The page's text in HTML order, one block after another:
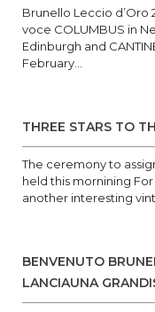
Brunello Leccio d’Oro
voce COLUMBUS in
Edinburgh and
February...
THREE STARS TO
The ceremony to
held this mornining
another interesting
BENVENUTO
LANCIAUNA